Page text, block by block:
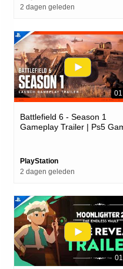
2 dagen geleden
Battlefield 6 - Season 1
Gameplay Trailer | Ps5
PlayStation
2 dagen geleden